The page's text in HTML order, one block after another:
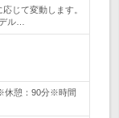
じて変動します。
ル…
休憩：90分※時間